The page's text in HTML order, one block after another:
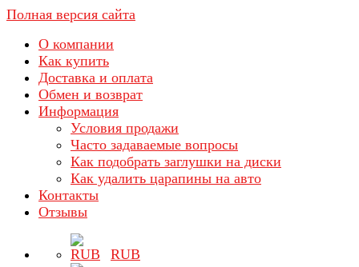
Полная версия сайта
О компании
Как купить
Доставка и оплата
Обмен и возврат
Информация
Условия продажи
Часто задаваемые вопросы
Как подобрать заглушки на диски
Как удалить царапины на авто
Контакты
Отзывы
RUB